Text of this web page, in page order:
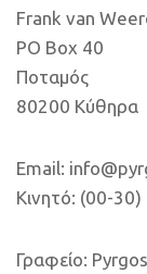
Frank van
PO Box 40
Ποταμός
80200 Κύθηρα
Email:
Κινητό: (00-
Γραφείο: